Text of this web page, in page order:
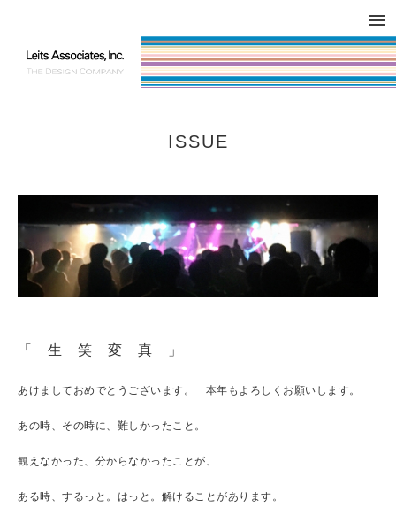
ISSUE
「 生 笑 変 真 」
あけましておめでとうございます。 本年もよろしくお願いします。
あの時、その時に、難しかったこと。
観えなかった、分からなかったことが、
ある時、するっと。はっと。解けることがあります。